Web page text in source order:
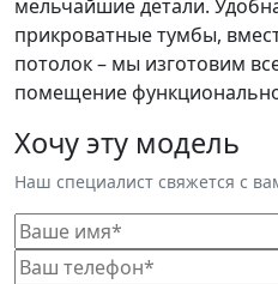
мельчайшие детали.
прикроватные тумбы,
потолок – мы изготовим
помещение
Хочу эту модель
Наш специалист свяжется с